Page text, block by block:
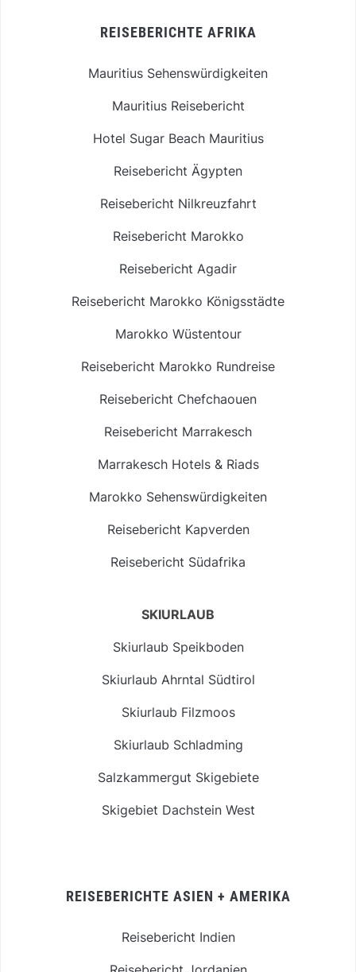
REISEBERICHTE AFRIKA
Mauritius Sehenswürdigkeiten
Mauritius Reisebericht
Hotel Sugar Beach Mauritius
Reisebericht Ägypten
Reisebericht Nilkreuzfahrt
Reisebericht Marokko
Reisebericht Agadir
Reisebericht Marokko Königsstädte
Marokko Wüstentour
Reisebericht Marokko Rundreise
Reisebericht Chefchaouen
Reisebericht Marrakesch
Marrakesch Hotels & Riads
Marokko Sehenswürdigkeiten
Reisebericht Kapverden
Reisebericht Südafrika
SKIURLAUB
Skiurlaub Speikboden
Skiurlaub Ahrntal Südtirol
Skiurlaub Filzmoos
Skiurlaub Schladming
Salzkammergut Skigebiete
Skigebiet Dachstein West
REISEBERICHTE ASIEN + AMERIKA
Reisebericht Indien